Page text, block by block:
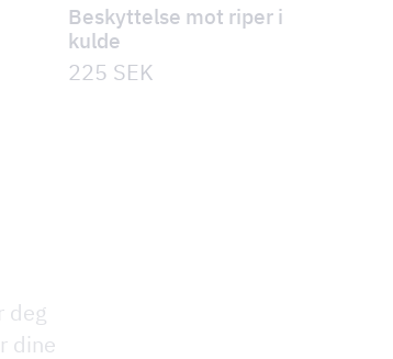
Beskyttelse mot riper i
kulde
225 SEK
deg
dine